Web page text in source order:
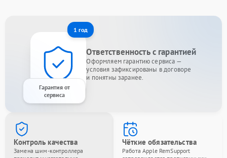
1 год
Гарантия от
сервиса
Ответственность с гарантией
Оформляем гарантию сервиса —
условия зафиксированы в договоре
и понятны заранее.
Контроль качества
Замена шим-контроллера
Чёткие обязательства
Работа Apple RemSupport